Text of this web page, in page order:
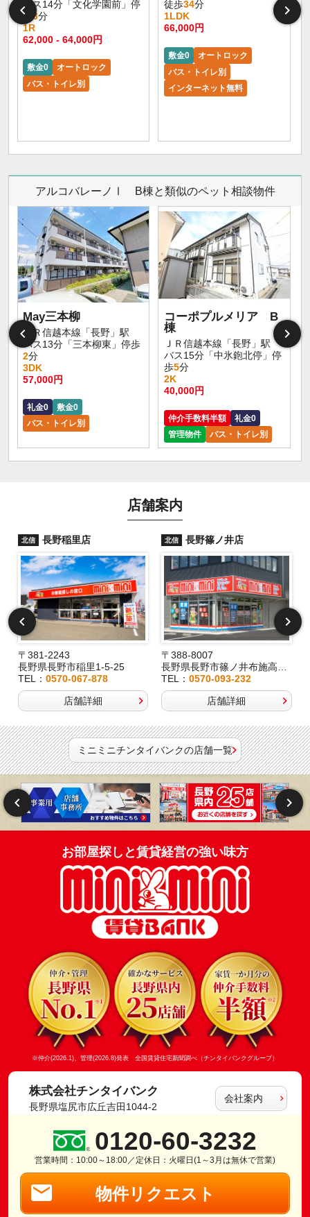
バス14分「文化学園前」停
歩 3分
1R
62,000 - 64,000円
敷金0
オートロック
バス・トイレ別
徒歩34分
1LDK
66,000円
敷金0
オートロック
バス・トイレ別
インターネット無料
アルコバレーノⅠ B棟と類似のペット相談物件
May三本柳
ＪＲ信越本線「長野」駅
バス13分「三本柳東」停歩
2分
3DK
57,000円
礼金0
敷金0
バス・トイレ別
コーポプルメリア B
棟
ＪＲ信越本線「長野」駅
バス15分「中氷鉋北停」停
歩5分
2K
40,000円
仲介手数料半額
礼金0
管理物件
バス・トイレ別
店舗案内
北信 長野稲里店
〒381-2243
長野県長野市稲里1-5-25
TEL：0570-067-878
店舗詳細
北信 長野篠ノ井店
〒388-8007
長野県長野市篠ノ井布施高田407-8
TEL：0570-093-232
店舗詳細
ミニミニチンタイバンクの店舗一覧
お部屋探しと賃貸経営の強い味方
※仲介(2026.1)、管理(2026.8)発表 全国賃貸住宅新聞調べ（チンタイバンクグループ）
株式会社チンタイバンク
長野県塩尻市広丘吉田1044-2
会社案内
0120-60-3232
営業時間：10:00～18:00／定休日：火曜日(1～3月は無休で営業)
物件リクエスト